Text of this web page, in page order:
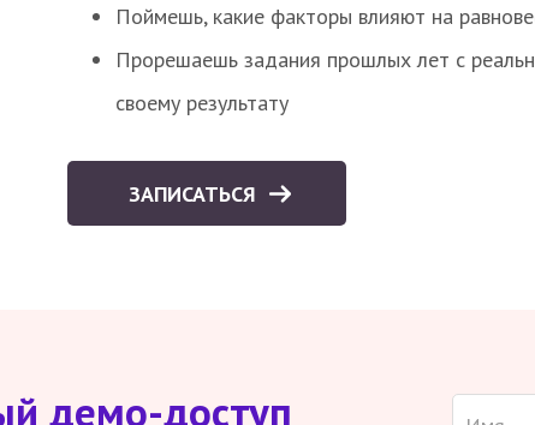
Поймешь, какие факторы влияют на
Прорешаешь задания прошлых лет с
своему результату
ЗАПИСАТЬСЯ
демо-доступ